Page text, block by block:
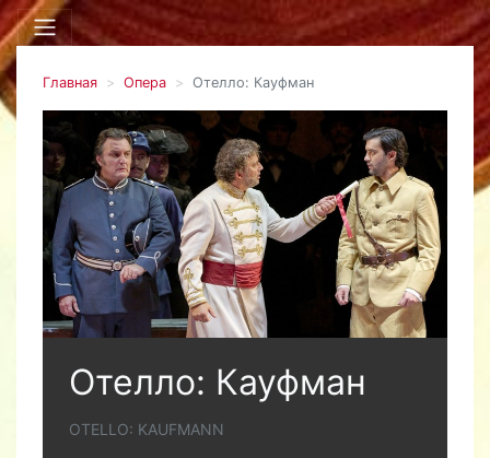
Главная Опера Отелло: Кауфман
Отелло: Кауфман
OTELLO: KAUFMANN